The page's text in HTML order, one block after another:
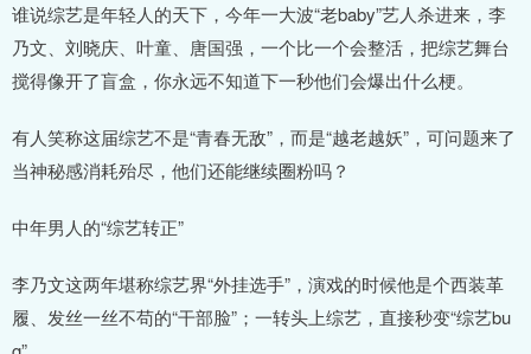
谁说综艺是年轻人的天下，今年一大波“老baby”艺人杀进来，李
乃文、刘晓庆、叶童、唐国强，一个比一个会整活，把综艺舞台
搅得像开了盲盒，你永远不知道下一秒他们会爆出什么梗。
有人笑称这届综艺不是“青春无敌”，而是“越老越妖”，可问题来了
当神秘感消耗殆尽，他们还能继续圈粉吗？
中年男人的“综艺转正”
李乃文这两年堪称综艺界“外挂选手”，演戏的时候他是个西装革
履、发丝一丝不苟的“干部脸”；一转头上综艺，直接秒变“综艺bu